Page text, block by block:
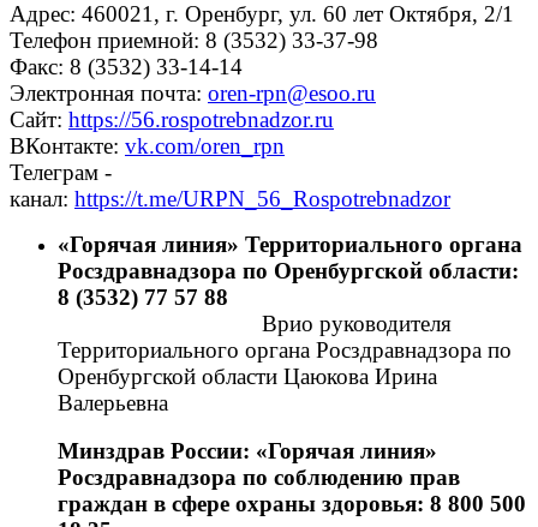
Адрес: 460021, г. Оренбург, ул. 60 лет Октября, 2/1
Телефон приемной: 8 (3532) 33-37-98
Факс: 8 (3532) 33-14-14
Электронная почта: oren-rpn@esoo.ru
Сайт: https://56.rospotrebnadzor.ru
ВКонтакте: vk.com/oren_rpn
Телеграм -
канал: https://t.me/URPN_56_Rospotrebnadzor
«Горячая линия» Территориального органа
Росздравнадзора по Оренбургской области:
8 (3532) 77 57 88
Врио руководителя
Территориального органа Росздравнадзора по
Оренбургской области Цаюкова Ирина
Валерьевна
Минздрав России: «Горячая линия»
Росздравнадзора по соблюдению прав
граждан в сфере охраны здоровья: 8 800 500